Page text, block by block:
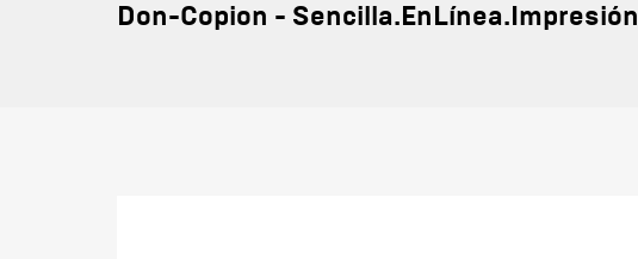
Don-Copion - Sencilla.EnLínea.Impresión